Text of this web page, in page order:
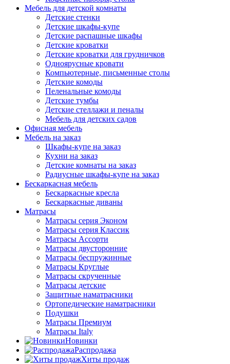
Мебель для детской комнаты
Детские стенки
Детские шкафы-купе
Детские распашные шкафы
Детские кроватки
Детские кроватки для грудничков
Одноярусные кровати
Компьютерные, письменные столы
Детские комоды
Пеленальные комоды
Детские тумбы
Детские стеллажи и пеналы
Мебель для детских садов
Офисная мебель
Мебель на заказ
Шкафы-купе на заказ
Кухни на заказ
Детские комнаты на заказ
Радиусные шкафы-купе на заказ
Бескаркасная мебель
Бескаркасные кресла
Бескаркасные диваны
Матрасы
Матрасы серия Эконом
Матрасы серия Классик
Матрасы Ассорти
Матрасы двусторонние
Матрасы беспружинные
Матрасы Круглые
Матрасы скрученные
Матрасы детские
Защитные наматрасники
Ортопедические наматрасники
Подушки
Матрасы Премиум
Матрасы Italy
Новинки
Распродажа
Хиты продаж